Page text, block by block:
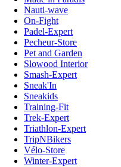
Nauti-wave
On-Fight
Padel-Expert
Pecheur-Store
Pet and Garden
Slowood Interior
Smash-Expert
Sneak'In
Sneakids
Training-Fit
Trek-Expert
Triathlon-Expert
TripNBikers
Vélo-Store
Winter-Expert